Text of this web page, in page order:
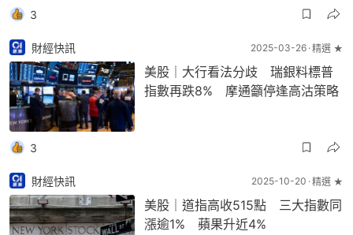
3
財經快訊 2025-03-26 精選 ★
美股｜大行看法分歧 瑞銀料標普
指數再跌8% 摩通籲停逢高沽策略
3
財經快訊 2025-10-20 精選 ★
美股｜道指高收515點 三大指數同
漲逾1% 蘋果升近4%